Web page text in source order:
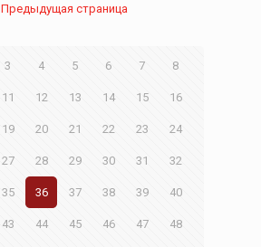
Предыдущая страница
3 4 5 6 7 8
11 12 13 14 15 16
19 20 21 22 23 24
27 28 29 30 31 32
35 36 37 38 39 40
43 44 45 46 47 48